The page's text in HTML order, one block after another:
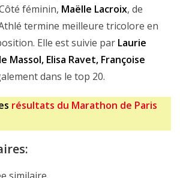
Côté féminin, Maëlle Lacroix, de
termine meilleure tricolore en
position. Elle est suivie par Laurie
Massol, Elisa Ravet, Françoise
dans le top 20.
résultats du Marathon de Paris